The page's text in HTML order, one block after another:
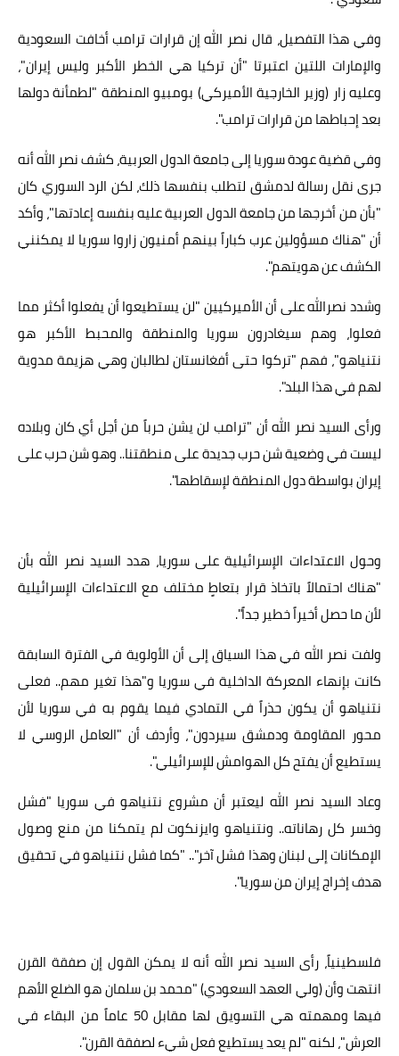
وفي هذا التفصيل، قال نصر الله إن قرارات ترامب أخافت السعودية
والإمارات اللتين اعتبرتا "أن تركيا هي الخطر الأكبر وليس إيران"،
وعليه زار (وزير الخارجية الأميركي) بومبيو المنطقة "لطمأنة دولها
بعد إحباطها من قرارات ترامب".
وفي قضية عودة سوريا إلى جامعة الدول العربية، كشف نصر الله أنه
جرى نقل رسالة لدمشق لتطلب بنفسها ذلك، لكن الرد السوري كان
"بأن من أخرجها من جامعة الدول العربية عليه بنفسه إعادتها"، وأكد
أن "هناك مسؤولين عرب كباراً بينهم أمنيون زاروا سوريا لا يمكنني
الكشف عن هويتهم".
وشدد نصرالله على أن الأميركيين "لن يستطيعوا أن يفعلوا أكثر مما
فعلوا، وهم سيغادرون سوريا والمنطقة والمحبط الأكبر هو
نتنياهو"، فهم "تركوا حتى أفغانستان لطالبان وهي هزيمة مدوية
لهم في هذا البلد".
ورأى السيد نصر الله أن "ترامب لن يشن حرباً من أجل أي كان وبلاده
ليست في وضعية شن حرب جديدة على منطقتنا.. وهو شن حرب على
إيران بواسطة دول المنطقة لإسقاطها".
وحول الاعتداءات الإسرائيلية على سوريا، هدد السيد نصر الله بأن
"هناك احتمالاً باتخاذ قرار بتعاطٍ مختلف مع الاعتداءات الإسرائيلية
لأن ما حصل أخيراً خطير جداً".
ولفت نصر الله في هذا السياق إلى أن الأولوية في الفترة السابقة
كانت بإنهاء المعركة الداخلية في سوريا و"هذا تغير مهم.. فعلى
نتنياهو أن يكون حذراً في التمادي فيما يقوم به في سوريا لأن
محور المقاومة ودمشق سيردون"، وأردف أن "العامل الروسي لا
يستطيع أن يفتح كل الهوامش للإسرائيلي".
وعاد السيد نصر الله ليعتبر أن مشروع نتنياهو في سوريا "فشل
وخسر كل رهاناته.. ونتنياهو وايزنكوت لم يتمكنا من منع وصول
الإمكانات إلى لبنان وهذا فشل آخر".. "كما فشل نتنياهو في تحقيق
هدف إخراج إيران من سوريا".
فلسطينياً، رأى السيد نصر الله أنه لا يمكن القول إن صفقة القرن
انتهت وأن (ولي العهد السعودي) "محمد بن سلمان هو الضلع الأهم
فيها ومهمته هي التسويق لها مقابل 50 عاماً من البقاء في
العرش"، لكنه "لم يعد يستطيع فعل شيء لصفقة القرن".